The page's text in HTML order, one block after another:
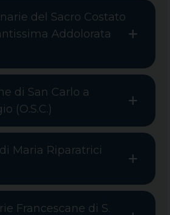
del Sacro Costato
Addolorata
di San Carlo a
(O.S.C.)
Maria Riparatrici
Francescane di S.